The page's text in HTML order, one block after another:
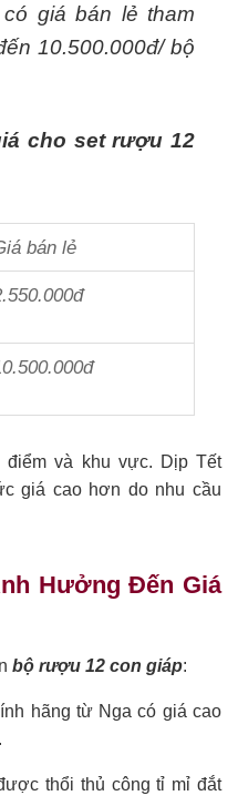
có giá bán lẻ tham
10.500.000đ/ bộ
cho set rượu 12
bán lẻ
và khu vực. Dịp Tết
giá cao hơn do nhu cầu
Hưởng Đến Giá
bộ rượu 12 con giáp:
hãng từ Nga có giá cao
thổi thủ công tỉ mỉ đắt